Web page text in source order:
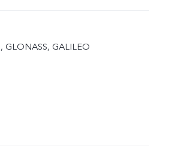
GLONASS, GALILEO